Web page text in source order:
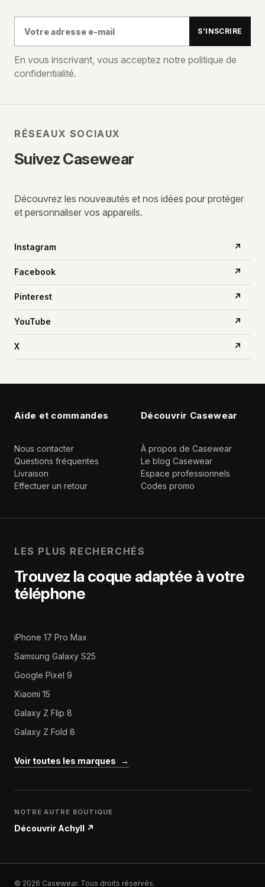
e-
mail
S’INSCRIRE
En vous inscrivant, vous acceptez notre politique de
confidentialité.
RÉSEAUX SOCIAUX
Suivez Casewear
Découvrez les nouveautés et nos idées pour protéger
et personnaliser vos appareils.
Instagram ↗
Facebook ↗
Pinterest ↗
YouTube ↗
X ↗
Aide et commandes
Nous contacter
Questions fréquentes
Livraison
Effectuer un retour
Découvrir Casewear
À propos de Casewear
Le blog Casewear
Espace professionnels
Codes promo
LES PLUS RECHERCHÉS
Trouvez la coque adaptée à votre
téléphone
iPhone 17 Pro Max
Samsung Galaxy S25
Google Pixel 9
Xiaomi 15
Galaxy Z Flip 8
Galaxy Z Fold 8
Voir toutes les marques →
NOTRE AUTRE BOUTIQUE
Découvrir Achyll ↗
© 2026 Casewear. Tous droits réservés.